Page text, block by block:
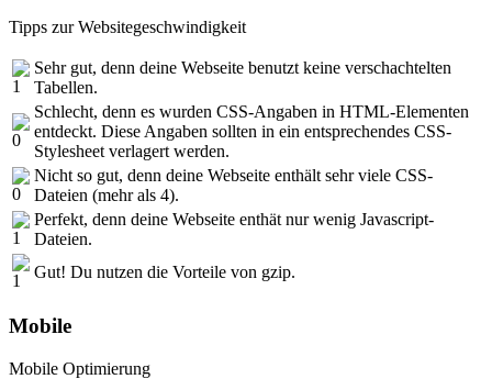
Tipps zur Websitegeschwindigkeit
Sehr gut, denn deine Webseite benutzt keine verschachtelten
Tabellen.
Schlecht, denn es wurden CSS-Angaben in HTML-Elementen
entdeckt. Diese Angaben sollten in ein entsprechendes CSS-
Stylesheet verlagert werden.
Nicht so gut, denn deine Webseite enthält sehr viele CSS-
Dateien (mehr als 4).
Perfekt, denn deine Webseite enthät nur wenig Javascript-
Dateien.
Gut! Du nutzen die Vorteile von gzip.
Mobile
Mobile Optimierung